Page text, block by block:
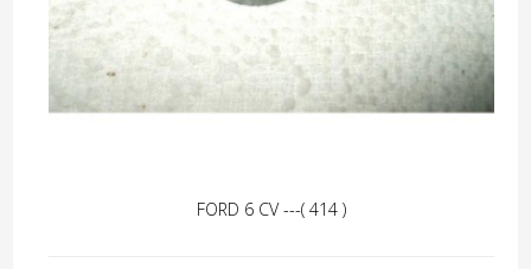
FORD 6 CV ---( 414 )